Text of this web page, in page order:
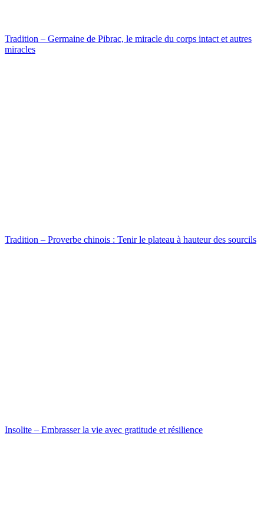
Tradition – Germaine de Pibrac, le miracle du corps intact et autres
miracles
Tradition – Proverbe chinois : Tenir le plateau à hauteur des sourcils
Insolite – Embrasser la vie avec gratitude et résilience